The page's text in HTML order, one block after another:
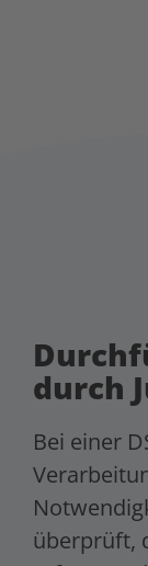
durch
Bei einer
überprüft,